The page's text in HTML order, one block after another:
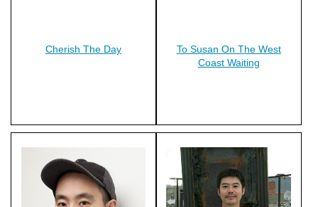
Cherish The Day‬‬
To Susan On The West
Coast Waiting